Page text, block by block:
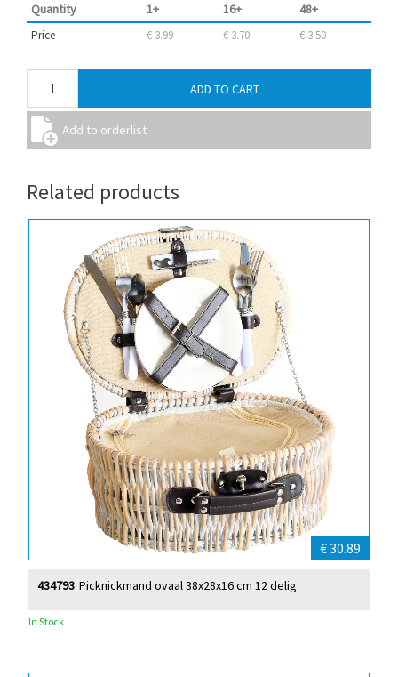
Quantity 1+ 16+ 48+
Price € 3.99 € 3.70 € 3.50
Related products
€ 30.89
Picknickmand ovaal 38x28x16 cm 12 delig
434793
In Stock